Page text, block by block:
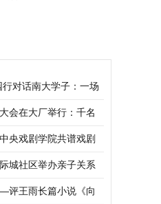
对话南大学子：一场
旅！
会在大厂举行：千名
协同
央戏剧学院共谱戏剧
城社区举办亲子关系
评王雨长篇小说《向